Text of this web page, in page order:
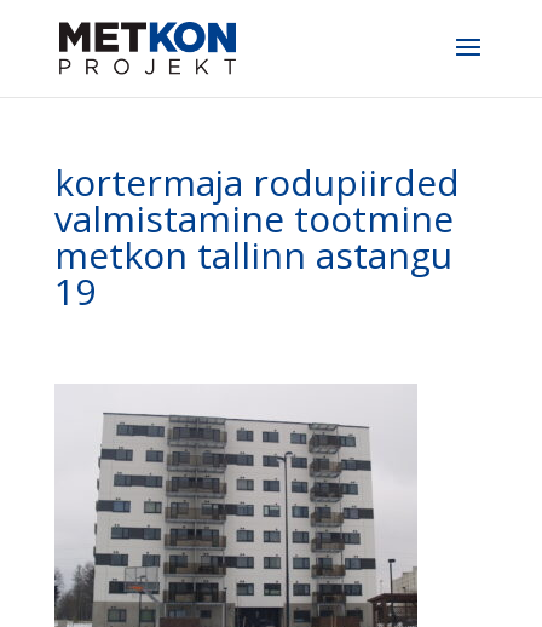
kortermaja rodupiirded
valmistamine tootmine
metkon tallinn astangu
19